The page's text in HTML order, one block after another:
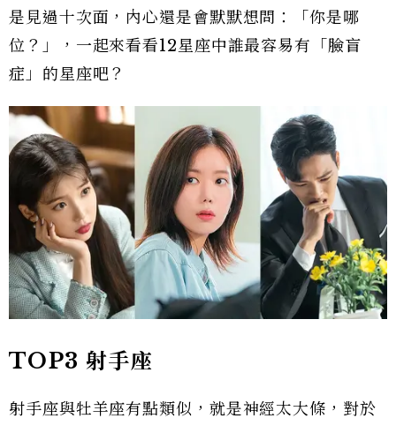
是見過十次面，內心還是會默默想問：「你是哪
位？」，一起來看看12星座中誰最容易有「臉盲
症」的星座吧？
TOP3 射手座
射手座與牡羊座有點類似，就是神經太大條，對於